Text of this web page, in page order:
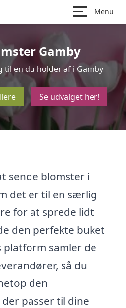
Menu
Gamby
til en du holder af i Gamby
Se udvalget her!
sende blomster i
det er til en særlig
for at sprede lidt
den perfekte buket
platform samler de
så du
den
passer til dine